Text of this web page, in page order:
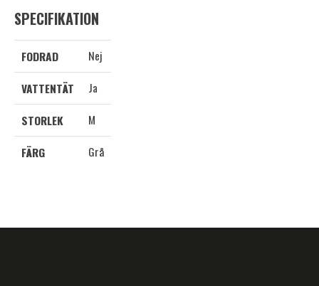
SPECIFIKATION
FODRAD
Nej
VATTENTÄT
Ja
STORLEK
M
FÄRG
Grå